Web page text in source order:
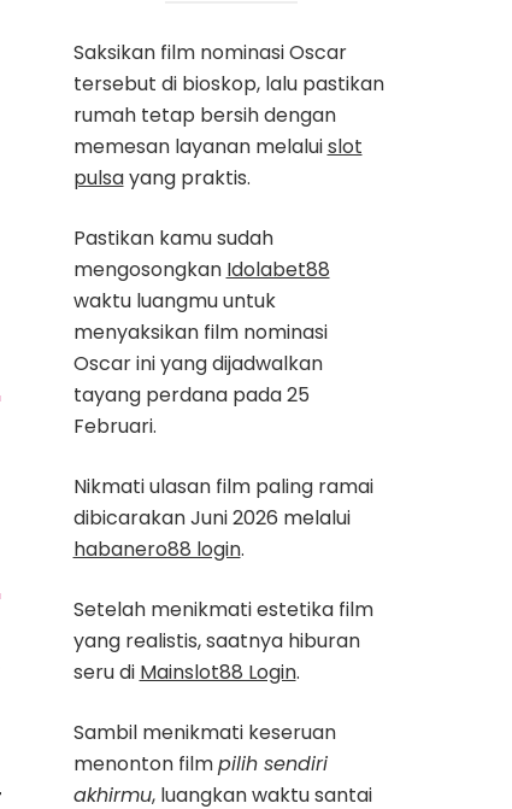
Saksikan film nominasi Oscar
tersebut di bioskop, lalu pastikan
rumah tetap bersih dengan
memesan layanan melaluislot
pulsayang praktis.
Pastikan kamu sudah
mengosongkan Idolabet88
waktu luangmu untuk
menyaksikan film nominasi
Oscar ini yang dijadwalkan
tayang perdana pada 25
Februari.
Nikmati ulasan film paling ramai
dibicarakan Juni 2026 melalui
habanero88 login.
Setelah menikmati estetika film
yang realistis, saatnya hiburan
seru di Mainslot88 Login.
Sambil menikmati keseruan
menonton filmpilih sendiri
akhirmu, luangkan waktu santai